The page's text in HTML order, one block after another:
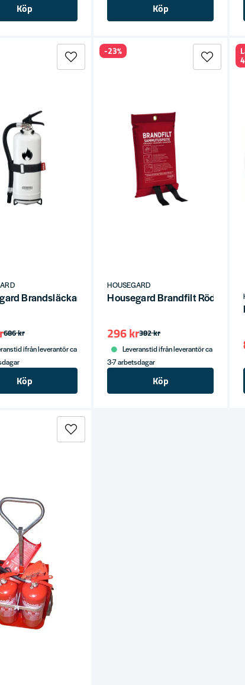
Köp Köp
Brandsläckare 2KG Vit Design 13A
686 kr
ifrån leverantör ca
Köp
HOUSEGARD
Housegard Brandfilt Röd
382 kr
296 kr
Leveranstid ifrån leverantör ca
3-7 arbetsdagar
Köp
-23%